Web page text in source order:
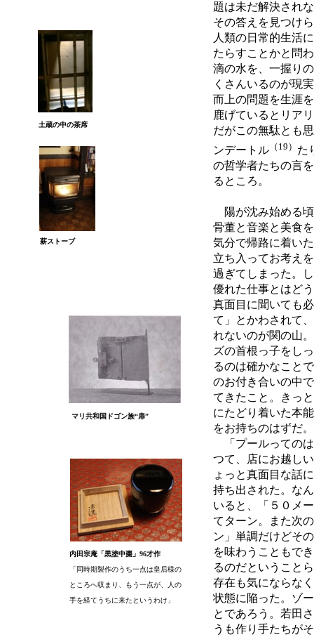
マリ共和国ドゴン族“扉”
内田宗庵「黒塗中棗」96才作
「同時期製作のうち一点は皇后様の
ところへ収まり、もう一点が、人の
手を経てうちに来たというわけ」
薪ストーブ
土蔵の中の茶席
題は未だ解決され
その答えを見つけ
人類の日常的生活
たらすことかと問
滴の水を、一握り
くさんいるのが現
而上の問題を生涯
鹿げているとリア
だがこの無駄とも
ンデートル （19） た
の哲学者たちの言
るところ。
陽が沈み始める
骨董と音楽と美食
気分で帰路に着い
立ち入ってお考え
過ぎてしまった。
優れた仕事とはど
真面目に聞いても
て」とかわされて
れないのが関の山
ズの首根っ子をし
るのは確かなこと
のお付き合いの中
てきたこと。きっ
にたどり着いた本
をお持ちのはずだ。
「プールっての
つて、店にお越し
ょっと真面目な話
持ち出された。な
いると、「５０メ
てターン。また次
ン」単調だけどそ
を味わうこともで
るのだということ
存在も気にならな
状態に陥った。ゾ
とであろう。若田
うも作り手たちが